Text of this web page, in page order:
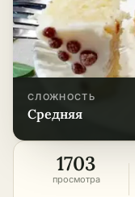
СЛОЖНОСТЬ
средняя
1703
просмотра